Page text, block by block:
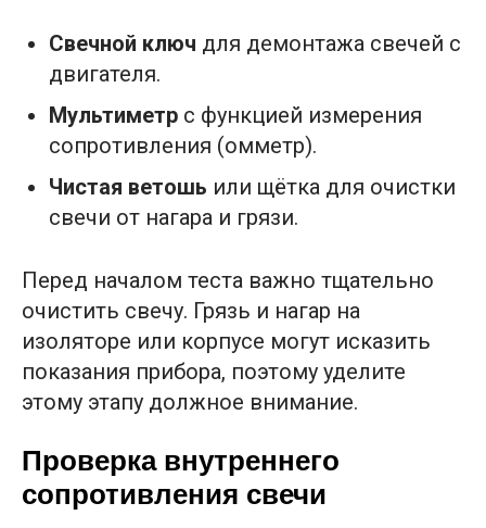
Свечной ключ для демонтажа свечей с
двигателя.
Мультиметр с функцией измерения
сопротивления (омметр).
Чистая ветошь или щётка для очистки
свечи от нагара и грязи.
Перед началом теста важно тщательно
очистить свечу. Грязь и нагар на
изоляторе или корпусе могут исказить
показания прибора, поэтому уделите
этому этапу должное внимание.
Проверка внутреннего
сопротивления свечи